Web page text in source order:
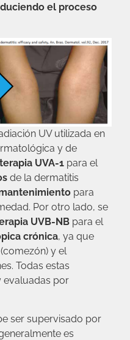
el proceso
UV utilizada en
y de
UVA-1 para el
de la dermatitis
para
Por otro lado, se
UVB-NB para el
crónica, ya que
y el
Todas estas
evaluadas por
ser supervisado por
es